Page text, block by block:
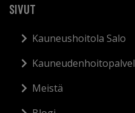
SIVUT
Kauneushoitola Salo
Meistä